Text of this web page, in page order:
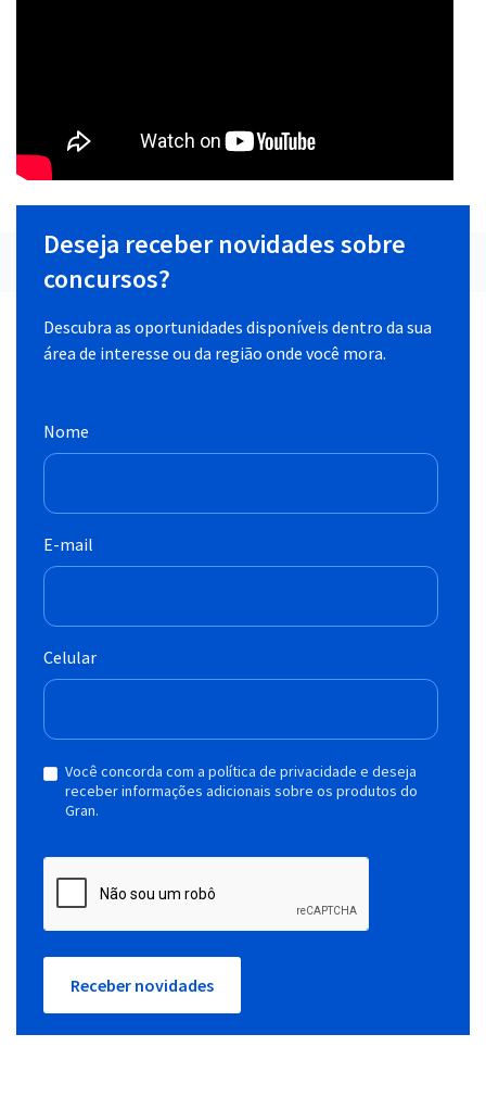
Deseja receber novidades sobre
concursos?
Descubra as oportunidades disponíveis dentro da sua
área de interesse ou da região onde você mora.
Nome
E-mail
Celular
Você concorda com a política de privacidade e deseja
receber informações adicionais sobre os produtos do
Gran.
Receber novidades